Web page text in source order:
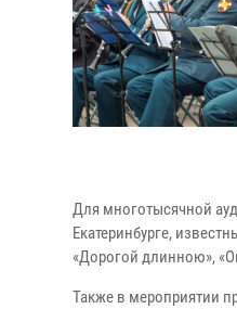
Для многотысячной
Екатеринбурге,
«Дорогой длинною»,
Также в мероприятии